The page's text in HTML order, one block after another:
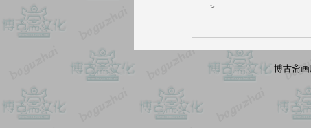
-->
博古斋